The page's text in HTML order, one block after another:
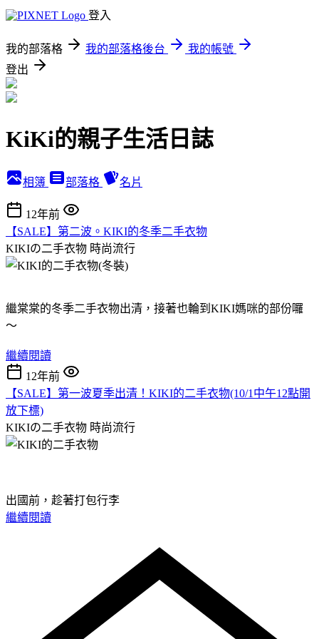
登入
我的部落格 我的部落格後台
我的帳號
登出
KiKi的親子生活日誌
相簿 部落格 名片
12年前
【SALE】第二波。KIKI的冬季二手衣物
KIKIの二手衣物 時尚流行
繼棠棠的冬季二手衣物出清，接著也輪到KIKI媽咪的部份囉
～
繼續閱讀
12年前
【SALE】第一波夏季出清！KIKI的二手衣物(10/1中午12點開
放下標)
KIKIの二手衣物 時尚流行
出國前，趁著打包行李
繼續閱讀